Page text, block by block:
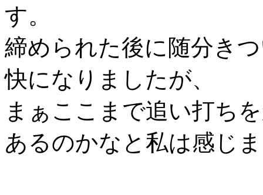
す。
締められた後に随分き
快になりましたが、
まぁここまで追い打ち
あるのかなと私は感じ